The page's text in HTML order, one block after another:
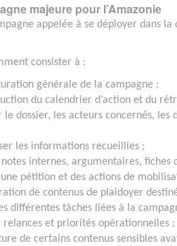
majeure pour l’Amazonie
appelée à se déployer dans
consister à :
générale de la campagne ;
du calendrier d’action et du
le dossier, les acteurs concernés,
les informations recueillies ;
internes, argumentaires, fiches
pétition et des actions de
de contenus de plaidoyer
différentes tâches liées à la
relances et priorités opérationnelles ;
de certains contenus sensibles